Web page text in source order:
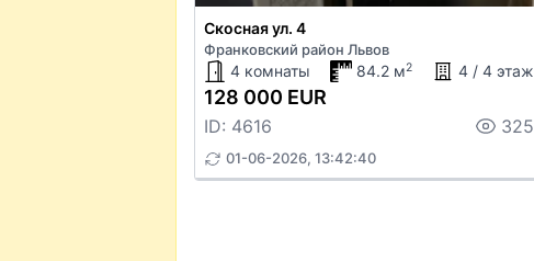
Скосная ул. 4
Франковский район Львов
4 комнаты 84.2 м2 4 / 4 этаж
128 000 EUR
ID: 4616 325
01-06-2026, 13:42:40